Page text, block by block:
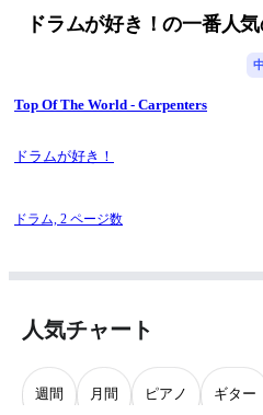
ドラムが好き！の一番人
Top Of The World - Carpenters
ドラムが好き！
ドラム, 2 ページ数
人気チャート
週間 月間 ピアノ ギター